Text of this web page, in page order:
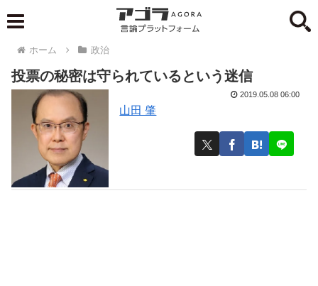
ホーム 政治
投票の秘密は守られているという迷信
山田 肇
2019.05.08 06:00